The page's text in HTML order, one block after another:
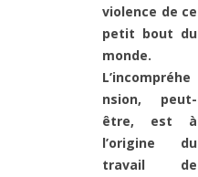
violence de ce
petit bout du
monde.
L’incompréhe
nsion, peut-
être, est à
l’origine du
travail de